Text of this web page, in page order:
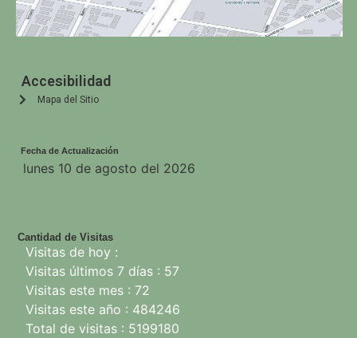
Accesibilidad
Mapa del Sitio
Fecha de Actualización
Cantidad de Visitas
Visitas de hoy :
Visitas últimos 7 días : 57
Visitas este mes : 72
Visitas este año : 484246
Total de visitas : 5199180
lunes 10 de agosto del 2026